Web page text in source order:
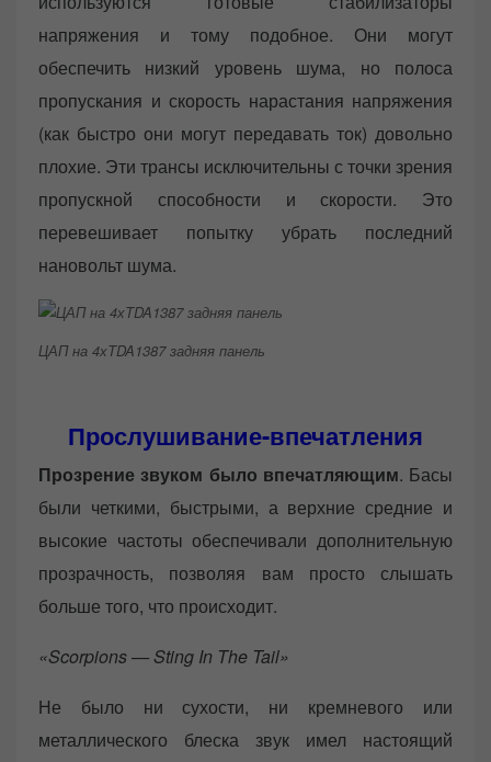
напряжения и тому подобное. Они могут
обеспечить низкий уровень шума, но полоса
пропускания и скорость нарастания напряжения
(как быстро они могут передавать ток) довольно
плохие. Эти трансы исключительны с точки зрения
пропускной способности и скорости. Это
перевешивает попытку убрать последний
нановольт шума.
ЦАП на 4хTDA1387 задняя панель
Прослушивание-впечатления
Прозрение звуком было впечатляющим. Басы
были четкими, быстрыми, а верхние средние и
высокие частоты обеспечивали дополнительную
прозрачность, позволяя вам просто слышать
больше того, что происходит.
«Scorpions — Sting In The Tail»
Не было ни сухости, ни кремневого или
металлического блеска звук имел настоящий